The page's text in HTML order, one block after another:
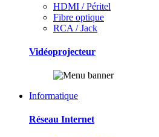
HDMI / Péritel
Fibre optique
RCA / Jack
Vidéoprojecteur
Informatique
Réseau Internet